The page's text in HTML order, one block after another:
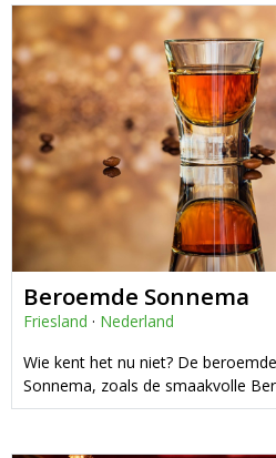
Beroemde Sonnema
Friesland · Nederland
Wie kent het nu niet? De
Sonnema, zoals de smaakvolle